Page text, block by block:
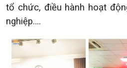
tổ chức, điều hành hoạt
nghiệp….